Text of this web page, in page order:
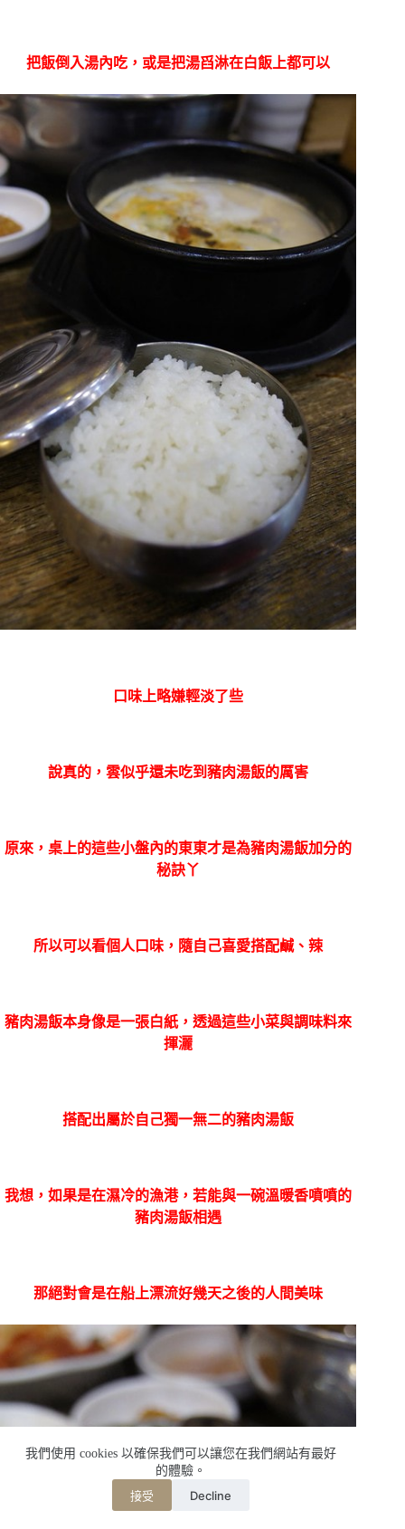
我們使用 cookies 以確保我們可以讓您在我們網站有最好
的體驗。
接受 Decline
把飯倒入湯內吃，或是把湯舀淋在白飯上都可以
口味上略嫌輕淡了些
說真的，雲似乎還未吃到豬肉湯飯的厲害
原來，桌上的這些小盤內的東東才是為豬肉湯飯加分的
秘訣丫
所以可以看個人口味，隨自己喜愛搭配鹹、辣
豬肉湯飯本身像是一張白紙，透過這些小菜與調味料來
揮灑
搭配出屬於自己獨一無二的豬肉湯飯
我想，如果是在濕冷的漁港，若能與一碗溫暖香噴噴的
豬肉湯飯相遇
那絕對會是在船上漂流好幾天之後的人間美味